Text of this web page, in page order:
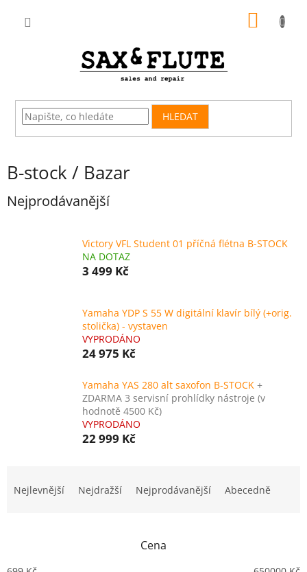
HLEDAT
B-stock / Bazar
Nejprodávanější
Victory VFL Student 01 příčná flétna B-STOCK
NA DOTAZ
3 499 Kč
Yamaha YDP S 55 W digitální klavír bílý (+orig.
stolička) - vystaven
VYPRODÁNO
24 975 Kč
Yamaha YAS 280 alt saxofon B-STOCK +
ZDARMA 3 servisní prohlídky nástroje (v
hodnotě 4500 Kč)
VYPRODÁNO
22 999 Kč
p
Nejlevnější Nejdražší Nejprodávanější Abecedně
Cena